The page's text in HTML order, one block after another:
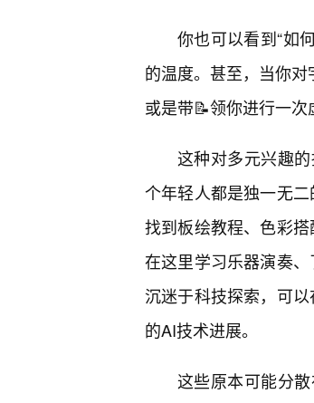
你也可以看到“如
的温度。甚至，当你对
或是带📝领你进行一次
这种对多元兴趣
个年轻人都是独一无
找到板绘教程、色彩
在这里学习乐器演奏
沉迷于科技探索，可
的AI技术进展。
这些原本可能分